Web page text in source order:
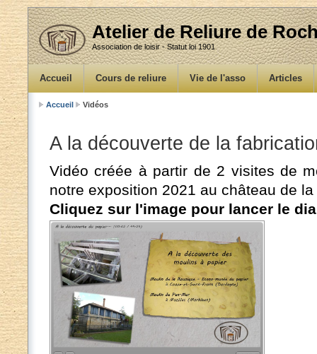
Atelier de Reliure de
Association de loisir - Statut loi 1901
Accueil Cours de reliure Vie de l'asso Articles
Accueil Vidéos
A la découverte de la
Vidéo créée à partir de 2 visites de
notre exposition 2021 au château de
Cliquez sur l'image pour lancer le